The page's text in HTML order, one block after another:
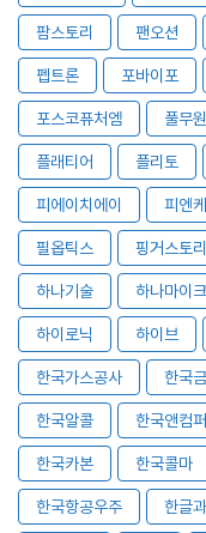
팜스토리 팬오션
펩트론 포바이포
포스코퓨처엠 풀무원
플래티어 플리토
피에이치에이 피엔
필옵틱스 핑거스토리
하나기술 하나마이
하이로닉 하이브
한국가스공사 한국
한국알콜 한국앤컴
한국카본 한국콜마
한국항공우주 한글